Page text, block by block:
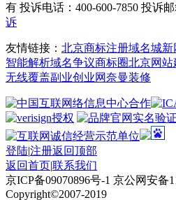
有 投诉电话：400-600-7850 投诉
诉
友情链接： 北京商标注册域名城新
智能解析域名争议商标圈北京网站
无线覆盖副业创业网奈曼装修
登陆|注册返回顶部
返回首页|联系我们
京ICP备09070896号-1 京公网安备
Copyright©2007-2019